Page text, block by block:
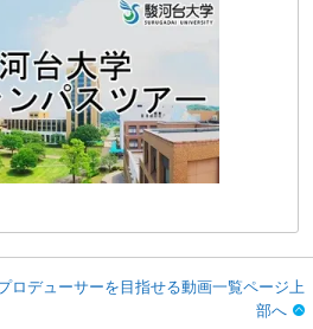
ロデューサーを目指せる動画一覧ページ上
部へ